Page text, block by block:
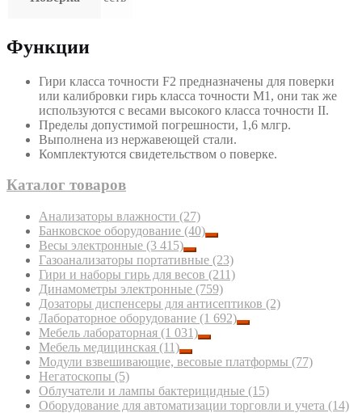
Функции
Гири класса точности F2 предназначены для поверки
или калибровки гирь класса точности М1, они так же
используются с весами высокого класса точности II.
Пределы допустимой погрешности, 1,6 млгр.
Выполнена из нержавеющей стали.
Комплектуются свидетельством о поверке.
Каталог товаров
Анализаторы влажности (27)
Банковское оборудование (40)
Весы электронные (3 415)
Газоанализаторы портативные (23)
Гири и наборы гирь для весов (211)
Динамометры электронные (759)
Дозаторы диспенсеры для антисептиков (2)
Лабораторное оборудование (1 692)
Мебель лабораторная (1 031)
Мебель медицинская (11)
Модули взвешивающие, весовые платформы (77)
Негатоскопы (5)
Облучатели и лампы бактерицидные (15)
Оборудование для автоматизации торговли и учета (14)